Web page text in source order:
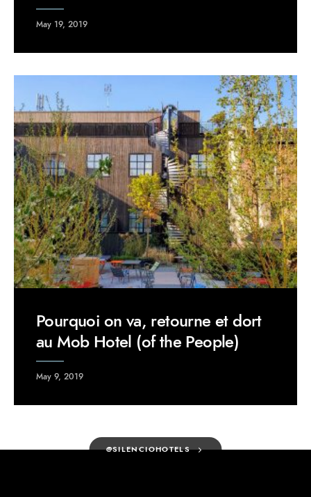
May 19, 2019
Pourquoi on va, retourne et dort
au Mob Hotel (of the People)
May 9, 2019
@SILENCIOHOTELS